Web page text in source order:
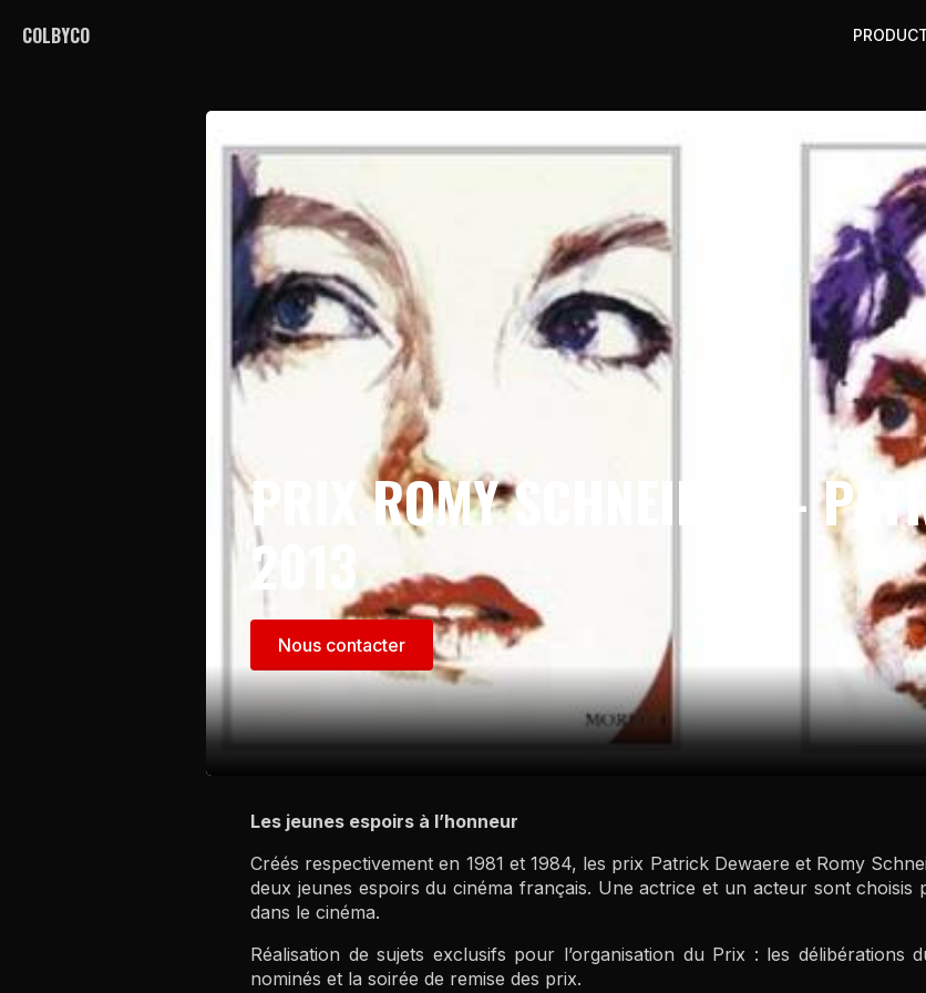
COLBYCO
PRIX ROMY SCHNEIDER –
2013
Nous contacter
Les jeunes espoirs à l’honneur
Créés respectivement en 1981 et 1984, les prix Patrick Dewaere et Romy
deux jeunes espoirs du cinéma français. Une actrice et un acteur sont choisis
dans le cinéma.
Réalisation de sujets exclusifs pour l’organisation du Prix : les délibérations
nominés et la soirée de remise des prix.